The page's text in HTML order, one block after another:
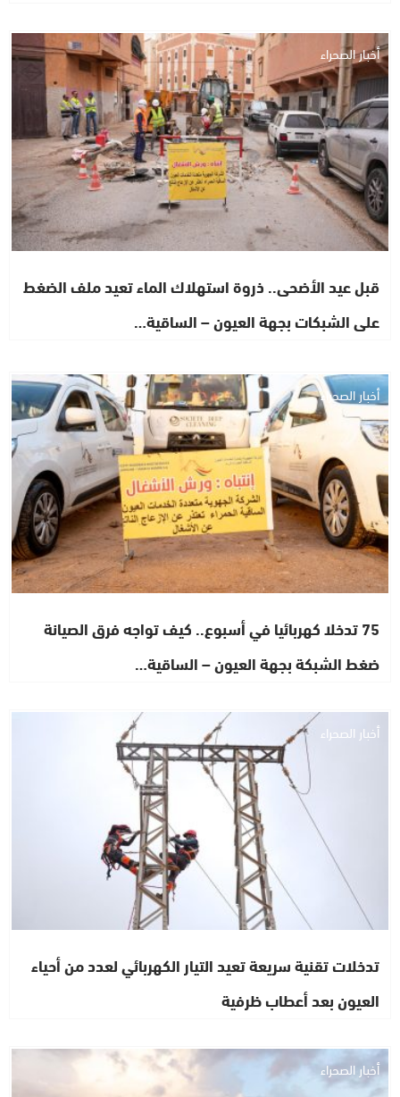
أخبار الصحراء
قبل عيد الأضحى.. ذروة استهلاك الماء تعيد ملف الضغط
على الشبكات بجهة العيون – الساقية…
أخبار الصحراء
75 تدخلا كهربائيا في أسبوع.. كيف تواجه فرق الصيانة
ضغط الشبكة بجهة العيون – الساقية…
أخبار الصحراء
تدخلات تقنية سريعة تعيد التيار الكهربائي لعدد من أحياء
العيون بعد أعطاب ظرفية
أخبار الصحراء